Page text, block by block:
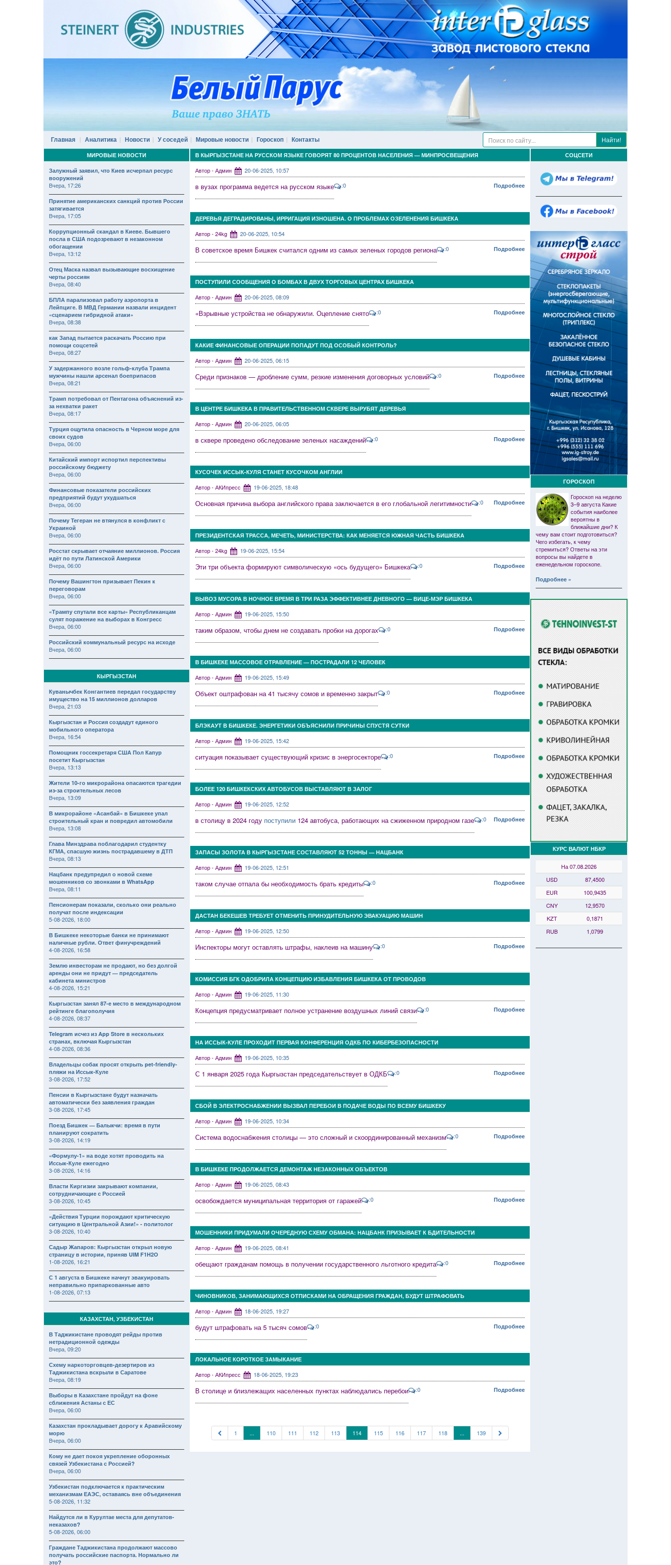
Главная Аналитика Новости У соседей Мировые новости Гороскоп Контакты Найти!
В КЫРГЫЗСТАНЕ НА РУССКОМ ЯЗЫКЕ ГОВОРЯТ 80 ПРОЦЕНТОВ НАСЕЛЕНИЯ — МИНПРОСВЕЩЕНИЯ
Автор - Админ 20-06-2025, 10:57
в вузах программа ведется на русском языке :0 Подробнее
ДЕРЕВЬЯ ДЕГРАДИРОВАНЫ, ИРРИГАЦИЯ ИЗНОШЕНА. О ПРОБЛЕМАХ ОЗЕЛЕНЕНИЯ БИШКЕКА
Автор - 24kg 20-06-2025, 10:54
В советское время Бишкек считался одним из самых зеленых городов региона :0 Подробнее
ПОСТУПИЛИ СООБЩЕНИЯ О БОМБАХ В ДВУХ ТОРГОВЫХ ЦЕНТРАХ БИШКЕКА
Автор - Админ 20-06-2025, 08:09
«Взрывные устройства не обнаружили. Оцепление снято :0 Подробнее
КАКИЕ ФИНАНСОВЫЕ ОПЕРАЦИИ ПОПАДУТ ПОД ОСОБЫЙ КОНТРОЛЬ?
Автор - Админ 20-06-2025, 06:15
Среди признаков — дробление сумм, резкие изменения договорных условий :0 Подробнее
В ЦЕНТРЕ БИШКЕКА В ПРАВИТЕЛЬСТВЕННОМ СКВЕРЕ ВЫРУБЯТ ДЕРЕВЬЯ
Автор - Админ 20-06-2025, 06:05
в сквере проведено обследование зеленых насаждений :0 Подробнее
КУСОЧЕК ИССЫК-КУЛЯ СТАНЕТ КУСОЧКОМ АНГЛИИ
Автор - АКИпресс 19-06-2025, 18:48
Основная причина выбора английского права заключается в его глобальной легитимности :0 Подробнее
ПРЕЗИДЕНТСКАЯ ТРАССА, МЕЧЕТЬ, МИНИСТЕРСТВА: КАК МЕНЯЕТСЯ ЮЖНАЯ ЧАСТЬ БИШКЕКА
Автор - 24kg 19-06-2025, 15:54
Эти три объекта формируют символическую «ось будущего» Бишкека :0 Подробнее
ВЫВОЗ МУСОРА В НОЧНОЕ ВРЕМЯ В ТРИ РАЗА ЭФФЕКТИВНЕЕ ДНЕВНОГО — ВИЦЕ-МЭР БИШКЕКА
Автор - Админ 19-06-2025, 15:50
таким образом, чтобы днем не создавать пробки на дорогах :0 Подробнее
В БИШКЕКЕ МАССОВОЕ ОТРАВЛЕНИЕ — ПОСТРАДАЛИ 12 ЧЕЛОВЕК
Автор - Админ 19-06-2025, 15:49
Объект оштрафован на 41 тысячу сомов и временно закрыт :0 Подробнее
БЛЭКАУТ В БИШКЕКЕ. ЭНЕРГЕТИКИ ОБЪЯСНИЛИ ПРИЧИНЫ СПУСТЯ СУТКИ
Автор - Админ 19-06-2025, 15:42
ситуация показывает существующий кризис в энергосекторе :0 Подробнее
БОЛЕЕ 120 БИШКЕКСКИХ АВТОБУСОВ ВЫСТАВЛЯЮТ В ЗАЛОГ
Автор - Админ 19-06-2025, 12:52
в столицу в 2024 году поступили124 автобуса, работающих на сжиженном природном газе :0 Подробнее
ЗАПАСЫ ЗОЛОТА В КЫРГЫЗСТАНЕ СОСТАВЛЯЮТ 52 ТОННЫ — НАЦБАНК
Автор - Админ 19-06-2025, 12:51
таком случае отпала бы необходимость брать кредиты :0 Подробнее
ДАСТАН БЕКЕШЕВ ТРЕБУЕТ ОТМЕНИТЬ ПРИНУДИТЕЛЬНУЮ ЭВАКУАЦИЮ МАШИН
Автор - Админ 19-06-2025, 12:50
Инспекторы могут оставлять штрафы, наклеив на машину :0 Подробнее
КОМИССИЯ БГК ОДОБРИЛА КОНЦЕПЦИЮ ИЗБАВЛЕНИЯ БИШКЕКА ОТ ПРОВОДОВ
Автор - Админ 19-06-2025, 11:30
Концепция предусматривает полное устранение воздушных линий связи :0 Подробнее
НА ИССЫК-КУЛЕ ПРОХОДИТ ПЕРВАЯ КОНФЕРЕНЦИЯ ОДКБ ПО КИБЕРБЕЗОПАСНОСТИ
Автор - Админ 19-06-2025, 10:35
С 1 января 2025 года Кыргызстан председательствует в ОДКБ :0 Подробнее
СБОЙ В ЭЛЕКТРОСНАБЖЕНИИ ВЫЗВАЛ ПЕРЕБОИ В ПОДАЧЕ ВОДЫ ПО ВСЕМУ БИШКЕКУ
Автор - Админ 19-06-2025, 10:34
Система водоснабжения столицы — это сложный и скоординированный механизм :0 Подробнее
В БИШКЕКЕ ПРОДОЛЖАЕТСЯ ДЕМОНТАЖ НЕЗАКОННЫХ ОБЪЕКТОВ
Автор - Админ 19-06-2025, 08:43
освобождается муниципальная территория от гаражей :0 Подробнее
МОШЕННИКИ ПРИДУМАЛИ ОЧЕРЕДНУЮ СХЕМУ ОБМАНА: НАЦБАНК ПРИЗЫВАЕТ К БДИТЕЛЬНОСТИ
Автор - Админ 19-06-2025, 08:41
обещают гражданам помощь в получении государственного льготного кредита :0 Подробнее
ЧИНОВНИКОВ, ЗАНИМАЮЩИХСЯ ОТПИСКАМИ НА ОБРАЩЕНИЯ ГРАЖДАН, БУДУТ ШТРАФОВАТЬ
Автор - Админ 18-06-2025, 19:27
будут штрафовать на 5 тысяч сомов :0 Подробнее
ЛОКАЛЬНОЕ КОРОТКОЕ ЗАМЫКАНИЕ
Автор - АКИпресс 18-06-2025, 19:23
В столице и близлежащих населенных пунктах наблюдались перебои :0 Подробнее
1 ... 110 111 112 113 114 115 116 117 118 ... 139
МИРОВЫЕ НОВОСТИ
Залужный заявил, что Киев исчерпал ресурс
вооружений
Вчера, 17:26
Принятие американских санкций против России
затягивается
Вчера, 17:05
Коррупционный скандал в Киеве. Бывшего
посла в США подозревают в незаконном
обогащении
Вчера, 13:12
Отец Маска назвал вызывающие восхищение
черты россиян
Вчера, 08:40
БПЛА парализовал работу аэропорта в
Лейпциге. В МВД Германии назвали инцидент
«сценарием гибридной атаки»
Вчера, 08:38
как Запад пытается раскачать Россию при
помощи соцсетей
Вчера, 08:27
У задержанного возле гольф-клуба Трампа
мужчины нашли арсенал боеприпасов
Вчера, 08:21
Трамп потребовал от Пентагона объяснений из-
за нехватки ракет
Вчера, 08:17
Турция ощутила опасность в Черном море для
своих судов
Вчера, 06:00
Китайский импорт испортил перспективы
российскому бюджету
Вчера, 06:00
Финансовые показатели российских
предприятий будут ухудшаться
Вчера, 06:00
Почему Тегеран не втянулся в конфликт с
Украиной
Вчера, 06:00
Росстат скрывает отчаяние миллионов. Россия
идёт по пути Латинской Америки
Вчера, 06:00
Почему Вашингтон призывает Пекин к
переговорам
Вчера, 06:00
«Трампу спутали все карты» Республиканцам
сулят поражение на выборах в Конгресс
Вчера, 06:00
Российский коммунальный ресурс на исходе
Вчера, 06:00
КЫРГЫЗСТАН
Куванычбек Конгантиев передал государству
имущество на 15 миллионов долларов
Вчера, 21:03
Кыргызстан и Россия создадут единого
мобильного оператора
Вчера, 16:54
Помощник госсекретаря США Пол Капур
посетит Кыргызстан
Вчера, 13:13
Жители 10-го микрорайона опасаются трагедии
из-за строительных лесов
Вчера, 13:09
В микрорайоне «Асанбай» в Бишкеке упал
строительный кран и повредил автомобили
Вчера, 13:08
Глава Минздрава поблагодарил студентку
КГМА, спасшую жизнь пострадавшему в ДТП
Вчера, 08:13
Нацбанк предупредил о новой схеме
мошенников со звонками в WhatsApp
Вчера, 08:11
Пенсионерам показали, сколько они реально
получат после индексации
5-08-2026, 18:00
В Бишкеке некоторые банки не принимают
наличные рубли. Ответ финучреждений
4-08-2026, 16:58
Землю инвесторам не продают, но без долгой
аренды они не придут — председатель
кабинета министров
4-08-2026, 15:21
Кыргызстан занял 87-е место в международном
рейтинге благополучия
4-08-2026, 08:37
Telegram исчез из App Store в нескольких
странах, включая Кыргызстан
4-08-2026, 08:36
Владельцы собак просят открыть pet-friendly-
пляжи на Иссык-Куле
3-08-2026, 17:52
Пенсии в Кыргызстане будут назначать
автоматически без заявления граждан
3-08-2026, 17:45
Поезд Бишкек — Балыкчи: время в пути
планируют сократить
3-08-2026, 14:19
«Формулу-1» на воде хотят проводить на
Иссык-Куле ежегодно
3-08-2026, 14:16
Власти Киргизии закрывают компании,
сотрудничающие с Россией
3-08-2026, 10:45
«Действия Турции порождают критическую
ситуацию в Центральной Азии!» - политолог
3-08-2026, 10:40
Садыр Жапаров: Кыргызстан открыл новую
страницу в истории, приняв UIM F1H2O
1-08-2026, 16:21
С 1 августа в Бишкеке начнут эвакуировать
неправильно припаркованные авто
1-08-2026, 07:13
КАЗАХСТАН, УЗБЕКИСТАН
В Таджикистане проводят рейды против
нетрадиционной одежды
Вчера, 09:20
Схему наркоторговцев-дезертиров из
Таджикистана вскрыли в Саратове
Вчера, 08:19
Выборы в Казахстане пройдут на фоне
сближения Астаны с ЕС
Вчера, 06:00
Казахстан прокладывает дорогу к Аравийскому
морю
Вчера, 06:00
Кому не дает покоя укрепление оборонных
связей Узбекистана с Россией?
Вчера, 06:00
Узбекистан подключается к практическим
механизмам ЕАЭС, оставаясь вне объединения
5-08-2026, 11:32
Найдутся ли в Курултае места для депутатов-
неказахов?
5-08-2026, 06:00
Граждане Таджикистана продолжают массово
получать российские паспорта. Нормально ли
это?
СОЦСЕТИ
ГОРОСКОП
Гороскоп на неделю
3–9 августа Какие
события наиболее
вероятны в
ближайшие дни? К
чему вам стоит подготовиться?
Чего избегать, к чему
стремиться? Ответы на эти
вопросы вы найдете в
еженедельном гороскопе.
Подробнее »
КУРС ВАЛЮТ НБКР
На 07.08.2026
USD
87,4500
EUR
100,9435
CNY
12,9570
KZT
0,1871
RUB
1,0799